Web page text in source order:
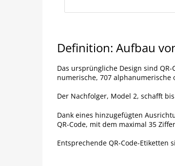
Definition: Aufbau
Das ursprüngliche Design sind
numerische, 707
Der Nachfolger, Model 2, schafft
Dank eines hinzugefügten
QR-Code, mit dem maximal 35
Entsprechende QR-Code-